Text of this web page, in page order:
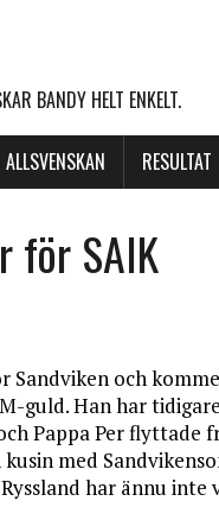
BANDY HELT ENKELT.
ALLSVENSKAN RESULTAT
för SAIK
Sandviken och
guld. Han har
Pappa Per flyttade
med
har ännu inte